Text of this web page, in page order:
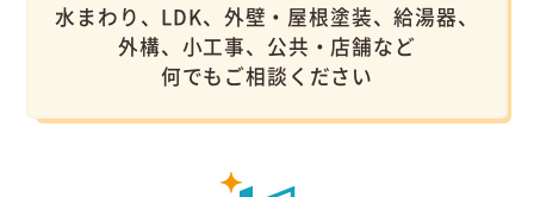
水まわり、LDK、外壁・屋根塗装、給湯器、
外構、小工事、公共・店舗など
何でもご相談ください